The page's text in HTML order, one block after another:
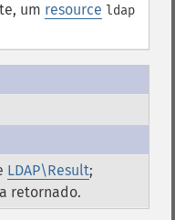
um resource ldap
LDAP\Result;
retornado.